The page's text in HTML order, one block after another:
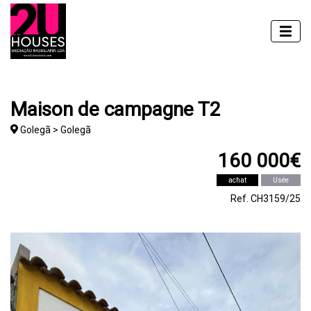
Maison de campagne T2
Golegã > Golegã
160 000€
achat Usée
Ref. CH3159/25